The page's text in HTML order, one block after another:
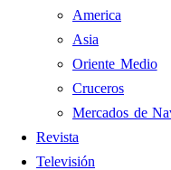
America
Asia
Oriente Medio
Cruceros
Mercados de
Revista
Televisión